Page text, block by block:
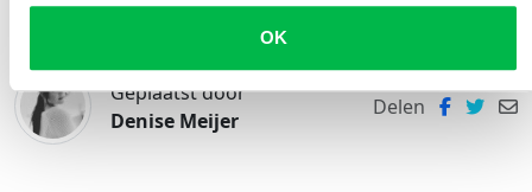
OK
Geplaatst door
Denise Meijer
Delen